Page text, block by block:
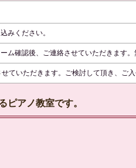
みください。
ム確認後、ご連絡させていただきます。
ていただきます。ご検討して頂き、ご入
あるピアノ教室です